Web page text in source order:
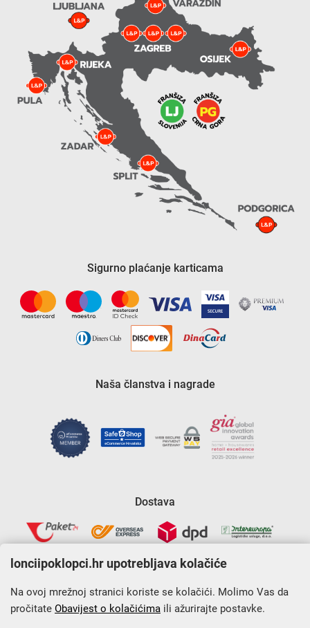
Sigurno plaćanje karticama
Naša članstva i nagrade
Dostava
Krajnji primatelj financijskog instrumenta sufinanciranog iz
lonciipoklopci.hr upotrebljava kolačiće
Na ovoj mrežnoj stranici koriste se kolačići. Molimo Vas da
pročitate Obavijest o kolačićima ili ažurirajte postavke.